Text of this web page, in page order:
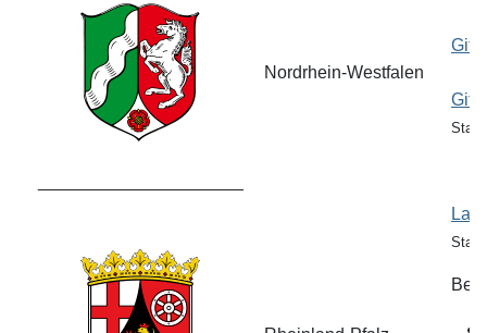
Nordrhein-Westfalen
Bei